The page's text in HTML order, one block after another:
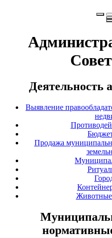
Деятельность
Выявление
Продажа
Животные